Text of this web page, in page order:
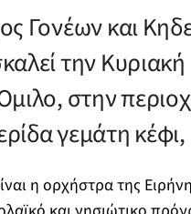
Γονέων και
την
στην
γεμάτη
η ορχήστρα της